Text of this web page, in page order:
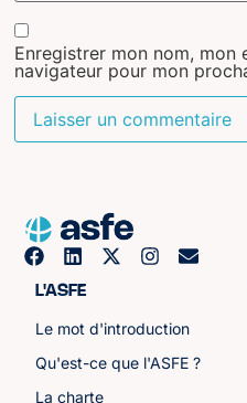
Enregistrer mon nom, mon
navigateur pour mon
L'ASFE
Le mot d'introduction
Qu'est-ce que l'ASFE ?
La charte